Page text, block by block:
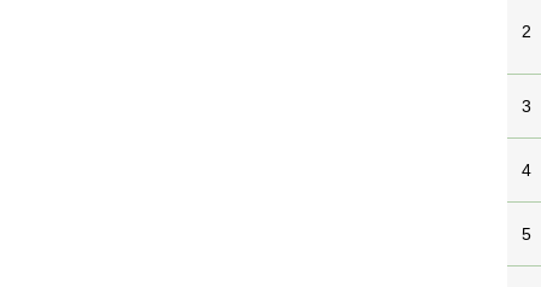
2
3
4
5